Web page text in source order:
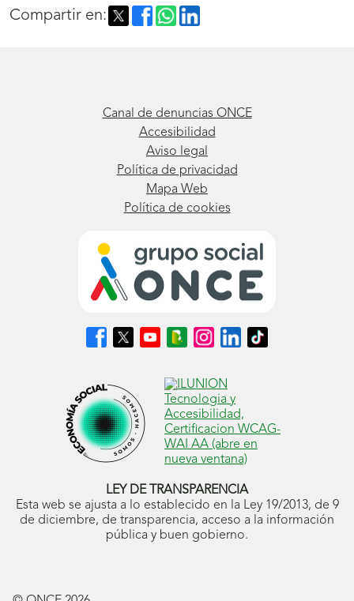
Compartir en:
Canal de denuncias ONCE
Accesibilidad
Aviso legal
Política de privacidad
Mapa Web
Política de cookies
Síguenos
en
abrirá
en
ventana
nueva)
Síguenos
en
abrirá
en
ventana
nueva)
Síguenos
en
abrirá
en
ventana
nueva)
Síguenos
en
Blog
ONCE
(se
abrirá
en
ventana
nueva)
Síguenos
en
(se
abrirá
en
ventana
nueva)
Síguenos
en
(se
abrirá
en
ventana
nueva)
Síguenos
en
ventana
nueva)
LEY DE TRANSPARENCIA
Esta web se ajusta a lo establecido en la Ley 19/2013, de 9
de diciembre, de transparencia, acceso a la información
pública y buen gobierno.